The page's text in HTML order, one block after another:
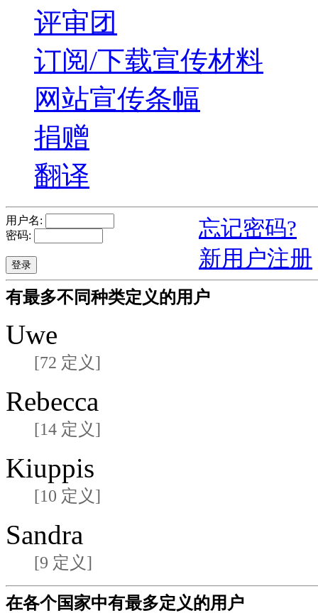
评审团
订阅/下载宣传材料
网站宣传条幅
捐赠
翻译
用户名:
密码:
忘记密码?
新用户注册
有最多不同种类定义的用户
Uwe
[72 定义]
Rebecca
[14 定义]
Kiuppis
[10 定义]
Sandra
[9 定义]
在各个国家中有最多定义的用户